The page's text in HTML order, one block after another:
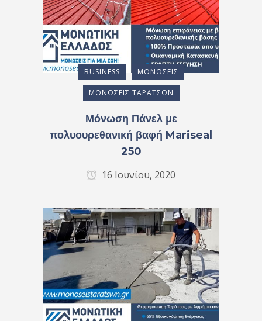
BUSINESS ΜΟΝΏΣΕΙΣ
ΜΟΝΏΣΕΙΣ ΤΑΡΑΤΣΏΝ
Μόνωση Πάνελ με
πολυουρεθανική βαφή Mariseal
250
16 Ιουνίου, 2020